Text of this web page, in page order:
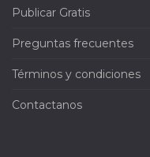
Publicar Gratis
Preguntas frecuentes
Términos y condiciones
Contactanos